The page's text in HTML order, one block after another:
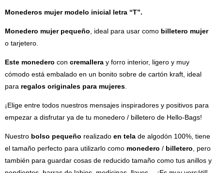
Monederos mujer modelo inicial letra “T”.
Monedero mujer pequeño , ideal para usar como billetero mujer
o tarjetero.
Este monedero con cremallera y forro interior, ligero y muy
cómodo está embalado en un bonito sobre de cartón kraft, ideal
para regalos originales para mujeres
¡Elige entre todos nuestros mensajes inspiradores y positivos para
empezar a disfrutar ya de tu monedero / billetero de Hello-Bags!
Nuestro bolso pequeño realizado en tela de algodón 100%, tiene
el tamaño perfecto para utilizarlo como monedero / billetero , pero
también para guardar cosas de reducido tamaño como tus anillos y